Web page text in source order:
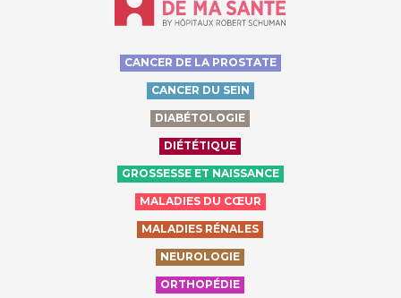
CANCER DE LA PROSTATE
CANCER DU SEIN
DIABÉTOLOGIE
DIÉTÉTIQUE
GROSSESSE ET NAISSANCE
MALADIES DU CŒUR
MALADIES RÉNALES
NEUROLOGIE
ORTHOPÉDIE